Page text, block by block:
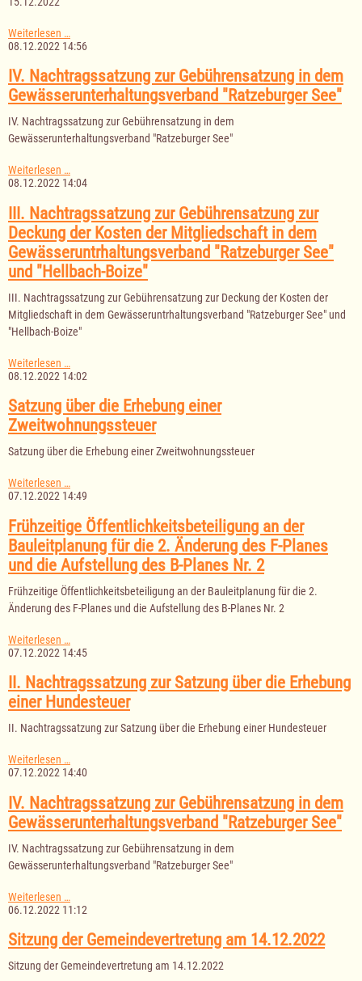
Weiterlesen …
des
des
Amtes
Lauenburgische
am
15.12.2022
08.12.2022 14:56
IV. Nachtragssatzung zur Gebührensatzung in dem
Gewässerunterhaltungsverband "Ratzeburger See"
IV. Nachtragssatzung zur Gebührensatzung in dem
Gewässerunterhaltungsverband "Ratzeburger See"
Weiterlesen …IV.
Nachtragssatzung
Gebührensatzung
in
dem
Gewässerunterhaltungsverband
"Ratzeburger
See"
08.12.2022 14:04
III. Nachtragssatzung zur Gebührensatzung zur
Deckung der Kosten der Mitgliedschaft in dem
Gewässeruntrhaltungsverband "Ratzeburger See"
und "Hellbach-Boize"
III. Nachtragssatzung zur Gebührensatzung zur Deckung der Kosten der
Mitgliedschaft in dem Gewässeruntrhaltungsverband "Ratzeburger See" und
"Hellbach-Boize"
Weiterlesen …
Nachtragssatzung
Gebührensatzung
zur
Deckung
Kosten
in
Gewässeruntrhaltungsverband
"Ratzeburger
See"
und
"Hellbach-
08.12.2022 14:02
Satzung über die Erhebung einer
Zweitwohnungssteuer
Satzung über die Erhebung einer Zweitwohnungssteuer
Weiterlesen …Satzung
über
Erhebung
einer
Zweitwohnungssteuer
07.12.2022 14:49
Frühzeitige Öffentlichkeitsbeteiligung an der
Bauleitplanung für die 2. Änderung des F-Planes
und die Aufstellung des B-Planes Nr. 2
Frühzeitige Öffentlichkeitsbeteiligung an der Bauleitplanung für die 2.
Änderung des F-Planes und die Aufstellung des B-Planes Nr. 2
Weiterlesen …
Öffentlichkeitsbeteiligung
der
Bauleitplanung
für
2.
F-
die
Aufstellung
des
B-
Planes
Nr.
07.12.2022 14:45
II. Nachtragssatzung zur Satzung über die Erhebung
einer Hundesteuer
II. Nachtragssatzung zur Satzung über die Erhebung einer Hundesteuer
Weiterlesen …
Nachtragssatzung
Satzung
über
die
einer
Hundesteuer
07.12.2022 14:40
IV. Nachtragssatzung zur Gebührensatzung in dem
Gewässerunterhaltungsverband "Ratzeburger See"
IV. Nachtragssatzung zur Gebührensatzung in dem
Gewässerunterhaltungsverband "Ratzeburger See"
Weiterlesen …
Nachtragssatzung
Gebührensatzung
in
dem
Gewässerunterhaltungsverband
06.12.2022 11:12
Sitzung der Gemeindevertretung am 14.12.2022
Sitzung der Gemeindevertretung am 14.12.2022